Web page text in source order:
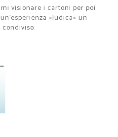
visionare i cartoni per poi
«ludica» un